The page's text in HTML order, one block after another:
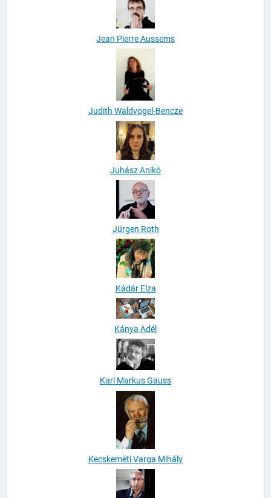
Jean Pierre Aussems
Judith Waldvogel-Bencze
Juhász Anikó
Jürgen Roth
Kádár Elza
Kánya Adél
Karl Markus Gauss
Kecskeméti Varga Mihály